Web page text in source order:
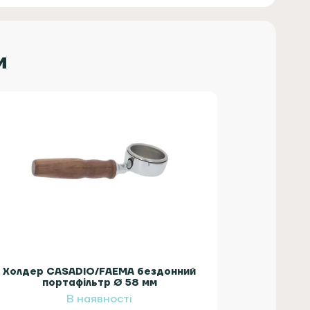
або особливим пластиком) — це
фішка, коли в холдера немає лійки,
дає змогу покращити смак
контактує з металом.
Холдер CASADIO/FAEMA бездонний
портафільтр Ø 58 мм
В наявності